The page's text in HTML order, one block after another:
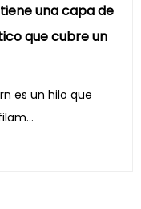
una capa de
que cubre un